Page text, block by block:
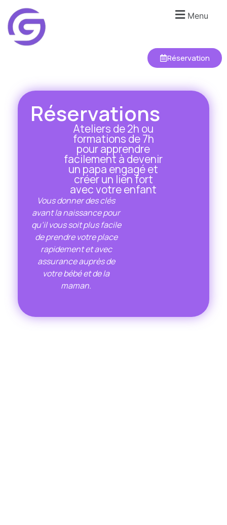
Menu
Réservation
Réservations
Ateliers de 2h ou
formations de 7h
pour apprendre
facilement à devenir
un papa engagé et
créer un lien fort
avec votre enfant
Vous donner des clés
avantla naissancepour
qu’il vous soit plus facile
de prendre votre place
rapidement et avec
assurance auprès de
votre bébé et de la
maman.